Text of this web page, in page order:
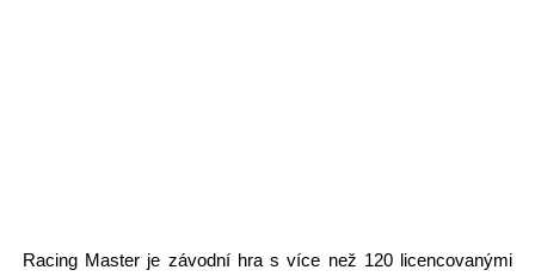
Racing Master je závodní hra s více než 120 licencovanými